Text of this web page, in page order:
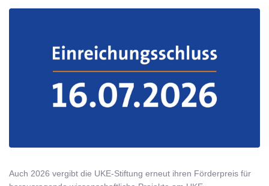
Auch 2026 vergibt die UKE-Stiftung erneut ihren Förderpreis für